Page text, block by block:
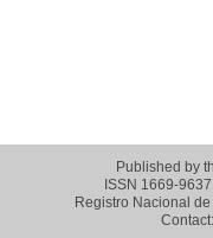
Published by
ISSN 1669-
Registro Nacional